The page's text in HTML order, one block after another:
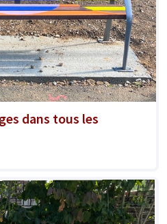
dans tous les